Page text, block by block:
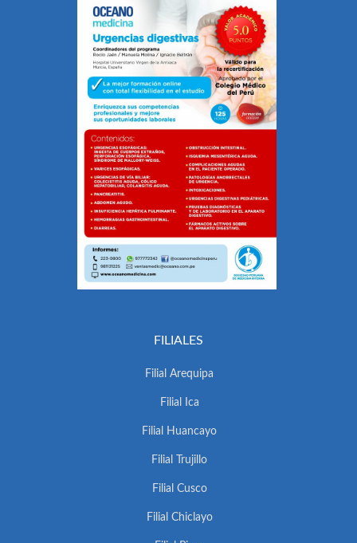
FILIALES
Filial Arequipa
Filial Ica
Filial Huancayo
Filial Trujillo
Filial Cusco
Filial Chiclayo